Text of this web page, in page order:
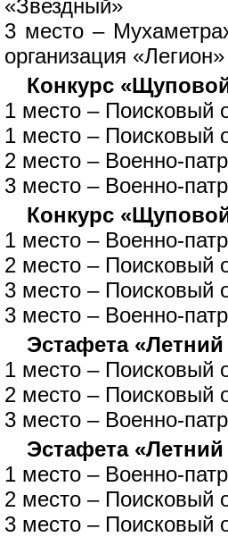
«Звездный»
3 место –
организация «Легион»
Конкурс
1 место – Поисковый
1 место – Поисковый
2 место – Военно-
3 место – Военно-
Конкурс
1 место – Военно-
2 место – Поисковый
3 место – Поисковый
3 место – Военно-
Эстафета «Летний
1 место – Поисковый
2 место – Поисковый
3 место – Военно-
Эстафета
1 место – Военно-
2 место – Поисковый
3 место – Поисковый